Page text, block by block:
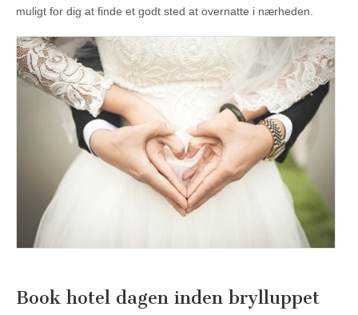
muligt for dig at finde et godt sted at overnatte i nærheden.
Book hotel dagen inden brylluppet